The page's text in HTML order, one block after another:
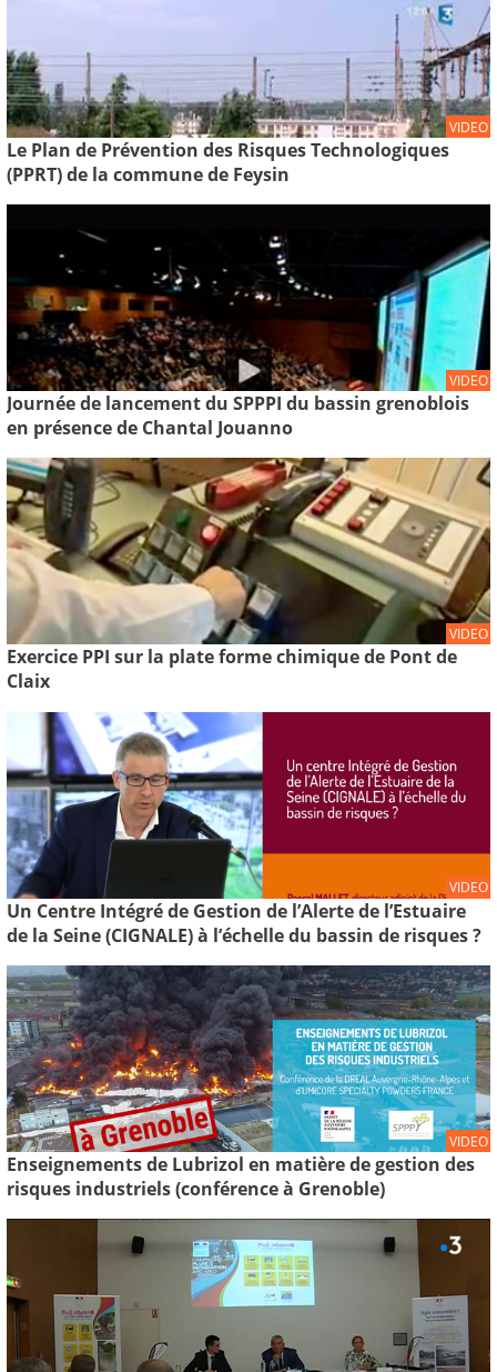
VIDEO
Le Plan de Prévention des Risques Technologiques
(PPRT) de la commune de Feysin
VIDEO
Journée de lancement du SPPPI du bassin grenoblois
en présence de Chantal Jouanno
VIDEO
Exercice PPI sur la plate forme chimique de Pont de
Claix
VIDEO
Un Centre Intégré de Gestion de l’Alerte de l’Estuaire
de la Seine (CIGNALE) à l’échelle du bassin de risques ?
VIDEO
Enseignements de Lubrizol en matière de gestion des
risques industriels (conférence à Grenoble)